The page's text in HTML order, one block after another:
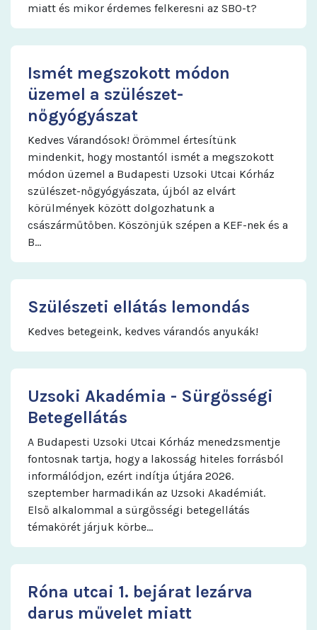
miatt és mikor érdemes felkeresni az SBO-t?
Ismét megszokott módon
üzemel a szülészet-
nőgyógyászat
Kedves Várandósok! Örömmel értesítünk
mindenkit, hogy mostantól ismét a megszokott
módon üzemel a Budapesti Uzsoki Utcai Kórház
szülészet-nőgyógyászata, újból az elvárt
körülmények között dolgozhatunk a
császárműtőben. Köszönjük szépen a KEF-nek és a
B…
Szülészeti ellátás lemondás
Kedves betegeink, kedves várandós anyukák!
Uzsoki Akadémia - Sürgősségi
Betegellátás
A Budapesti Uzsoki Utcai Kórház menedzsmentje
fontosnak tartja, hogy a lakosság hiteles forrásból
informálódjon, ezért indítja útjára 2026.
szeptember harmadikán az Uzsoki Akadémiát.
Első alkalommal a sürgősségi betegellátás
témakörét járjuk körbe…
Róna utcai 1. bejárat lezárva
darus művelet miatt